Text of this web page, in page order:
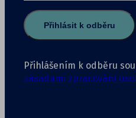
Přihlásit k odběru
Přihlášením k odběru
zásadami zpracování